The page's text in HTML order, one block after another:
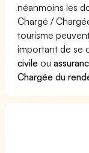
néanmoins les
Chargé /
tourisme
important de se
civile ou
Chargée du